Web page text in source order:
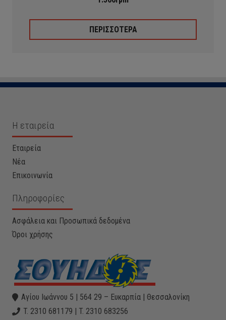
ΠΕΡΙΣΣΟΤΕΡΑ
Η εταιρεία
Εταιρεία
Νέα
Επικοινωνία
Πληροφορίες
Ασφάλεια και Προσωπικά δεδομένα
Όροι χρήσης
Αγίου Ιωάννου 5 | 564 29 – Ευκαρπία | Θεσσαλονίκη
T. 2310 681179 | T. 2310 683256